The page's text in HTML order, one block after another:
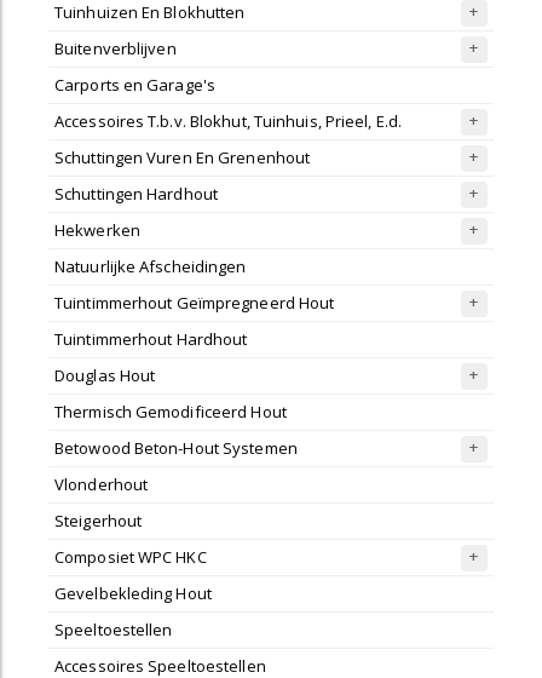
Tuinhuizen En Blokhutten
Buitenverblijven
Carports en Garage's
Accessoires T.b.v. Blokhut, Tuinhuis, Prieel, E.d.
Schuttingen Vuren En Grenenhout
Schuttingen Hardhout
Hekwerken
Natuurlijke Afscheidingen
Tuintimmerhout Geïmpregneerd Hout
Tuintimmerhout Hardhout
Douglas Hout
Thermisch Gemodificeerd Hout
Betowood Beton-Hout Systemen
Vlonderhout
Steigerhout
Composiet WPC HKC
Gevelbekleding Hout
Speeltoestellen
Accessoires Speeltoestellen